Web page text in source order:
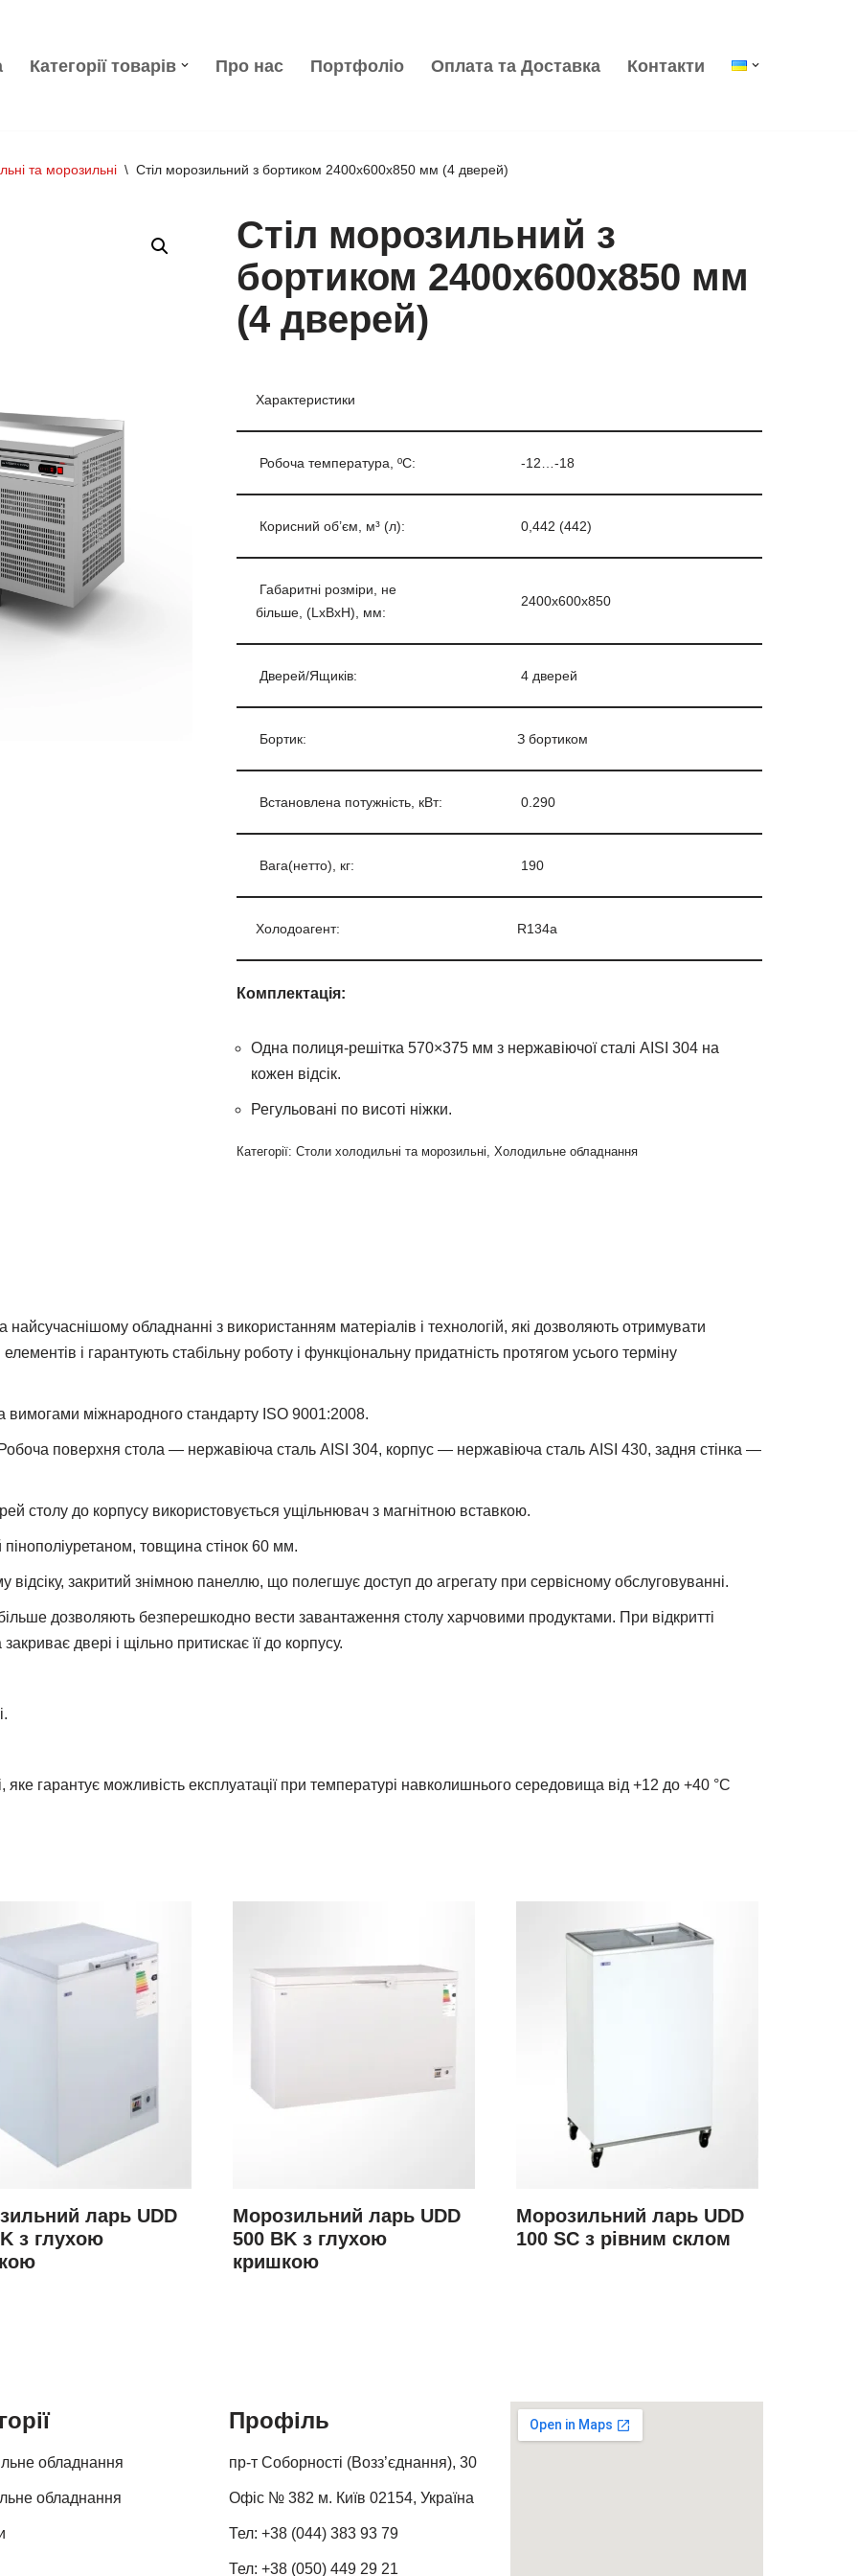
Категорії товарів Про нас Портфоліо Оплата та Доставка Контакти
та морозильні \ Стіл морозильний з бортиком 2400x600x850 мм (4 дверей)
Стіл морозильний з
бортиком 2400x600x850 мм
(4 дверей)
Характеристики
Робоча температура, ºС: -12…-18
Корисний об’єм, м³ (л): 0,442 (442)
Габаритні розміри, не
більше, (LxBxH), мм:
2400х600х850
Дверей/Ящиків: 4 дверей
Бортик: З бортиком
Встановлена потужність, кВт: 0.290
Вага(нетто), кг: 190
Холодоагент: R134a
Комплектація:
Одна полиця-решітка 570×375 мм з нержавіючої сталі AISI 304 на
кожен відсік.
Регульовані по висоті ніжки.
Категорії: Столи холодильні та морозильні, Холодильне обладнання
обладнанні з використанням матеріалів і технологій, які дозволяють отримувати
і гарантують стабільну роботу і функціональну придатність протягом усього терміну
вимогами міжнародного стандарту ISO 9001:2008.
поверхня стола — нержавіюча сталь AISI 304, корпус — нержавіюча сталь AISI 430, задня стінка —
столу до корпусу використовується ущільнювач з магнітною вставкою.
товщина стінок 60 мм.
закритий знімною панеллю, що полегшує доступ до агрегату при сервісному обслуговуванні.
дозволяють безперешкодно вести завантаження столу харчовими продуктами. При відкритті
двері і щільно притискає її до корпусу.
яке гарантує можливість експлуатації при температурі навколишнього середовища від +12 до +40 °С
ларь UDD
з глухою
Морозильний ларь UDD
500 BK з глухою
кришкою
Морозильний ларь UDD
100 SC з рівним склом
обладнання
обладнання
Профіль
пр-т Соборності (Возз’єднання), 30
Офіс № 382 м. Київ 02154, Україна
Тел: +38 (044) 383 93 79
Тел: +38 (050) 449 29 21